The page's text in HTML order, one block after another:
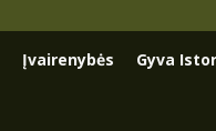
Įvairenybės Gyva